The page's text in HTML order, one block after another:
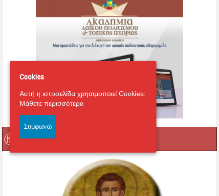
Cookies
Αυτή η ιστοσελίδα χρησιμοποιεί Cookies:
Μάθετε περισσότερα
Συμφωνώ